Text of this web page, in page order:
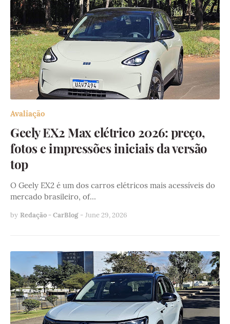
Avaliação
Geely EX2 Max elétrico 2026: preço,
fotos e impressões iniciais da versão
top
O Geely EX2 é um dos carros elétricos mais acessíveis do
mercado brasileiro, of…
by Redação - CarBlog - June 29, 2026